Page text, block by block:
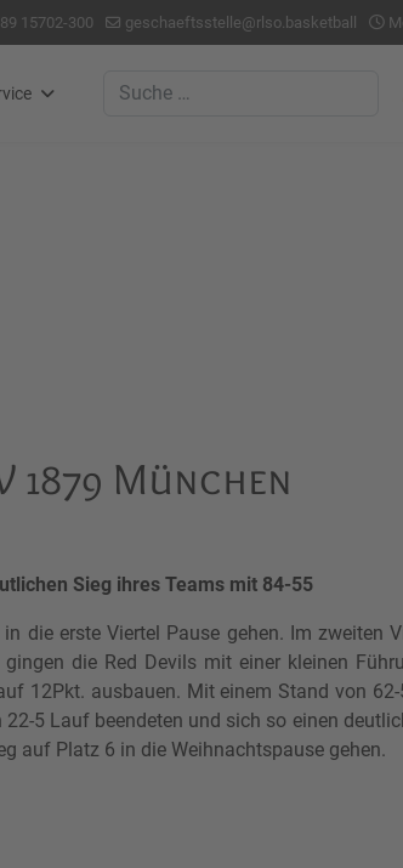
15702-300 geschaeftsstelle@rlso.basketball
Suchen
1879 München
Sieg ihres Teams mit 84-55
die erste Viertel Pause gehen. Im zweiten
die Red Devils mit einer kleinen
12Pkt. ausbauen. Mit einem Stand von
5 Lauf beendeten und sich so einen
auf Platz 6 in die Weihnachtspause gehen.